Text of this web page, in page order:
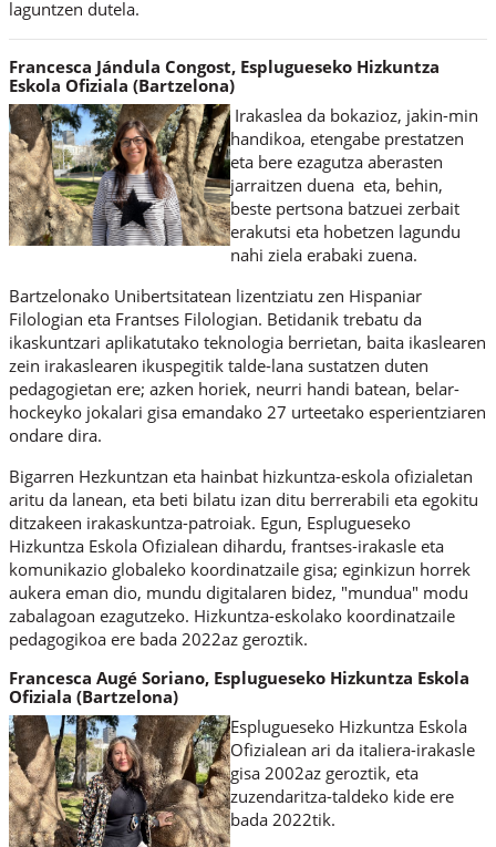
laguntzen dutela.
Francesca Jándula Congost, Esplugueseko Hizkuntza
Eskola Ofiziala (Bartzelona)
Irakaslea da bokazioz, jakin-min
handikoa, etengabe prestatzen
eta bere ezagutza aberasten
jarraitzen duena eta, behin,
beste pertsona batzuei zerbait
erakutsi eta hobetzen lagundu
nahi ziela erabaki zuena.
Bartzelonako Unibertsitatean lizentziatu zen Hispaniar
Filologian eta Frantses Filologian. Betidanik trebatu da
ikaskuntzari aplikatutako teknologia berrietan, baita ikaslearen
zein irakaslearen ikuspegitik talde-lana sustatzen duten
pedagogietan ere; azken horiek, neurri handi batean, belar-
hockeyko jokalari gisa emandako 27 urteetako esperientziaren
ondare dira.
Bigarren Hezkuntzan eta hainbat hizkuntza-eskola ofizialetan
aritu da lanean, eta beti bilatu izan ditu berrerabili eta egokitu
ditzakeen irakaskuntza-patroiak. Egun, Esplugueseko
Hizkuntza Eskola Ofizialean dihardu, frantses-irakasle eta
komunikazio globaleko koordinatzaile gisa; eginkizun horrek
aukera eman dio, mundu digitalaren bidez, "mundua" modu
zabalagoan ezagutzeko. Hizkuntza-eskolako koordinatzaile
pedagogikoa ere bada 2022az geroztik.
Francesca Augé Soriano, Esplugueseko Hizkuntza Eskola
Ofiziala (Bartzelona)
Esplugueseko Hizkuntza Eskola
Ofizialean ari da italiera-irakasle
gisa 2002az geroztik, eta
zuzendaritza-taldeko kide ere
bada 2022tik.